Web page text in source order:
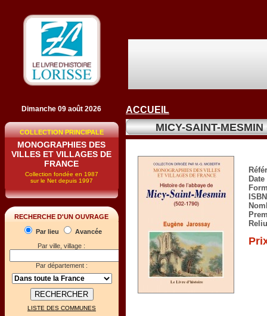
Dimanche 09 août 2026
COLLECTION PRINCIPALE
MONOGRAPHIES DES
VILLES ET VILLAGES DE
FRANCE
Collection fondée en 1987
sur le Net depuis 1997
RECHERCHE D'UN OUVRAGE
Par lieu
Avancée
Par ville, village :
Par département :
LISTE DES COMMUNES
ACCUEIL
MICY-SAINT-